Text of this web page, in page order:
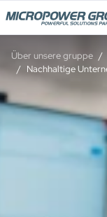
Stellenangebote
Über unsere gruppe
Nachhaltige